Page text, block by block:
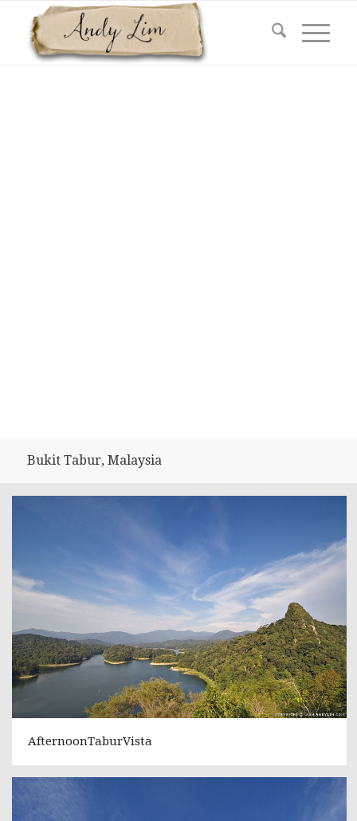
Bukit Tabur, Malaysia
AfternoonTaburVista